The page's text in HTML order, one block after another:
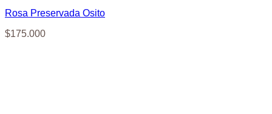
Rosa Preservada Osito
$175.000